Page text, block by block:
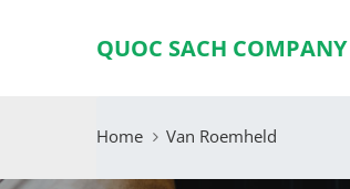
QUOC SACH COMPANY
Home Van Roemheld